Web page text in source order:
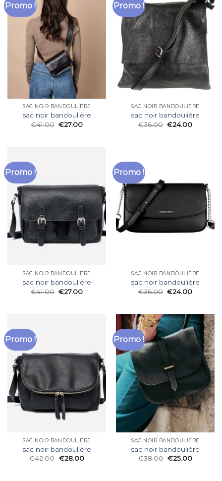
Promo !
SAC NOIR BANDOULIÈRE
sac noir bandoulière
€41.00 €27.00
Promo !
SAC NOIR BANDOULIÈRE
sac noir bandoulière
€36.00 €24.00
Promo !
SAC NOIR BANDOULIÈRE
sac noir bandoulière
€41.00 €27.00
Promo !
SAC NOIR BANDOULIÈRE
sac noir bandoulière
€36.00 €24.00
Promo !
SAC NOIR BANDOULIÈRE
sac noir bandoulière
€42.00 €28.00
Promo !
SAC NOIR BANDOULIÈRE
sac noir bandoulière
€38.00 €25.00